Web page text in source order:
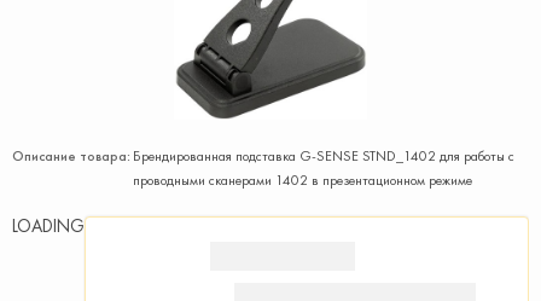
Описание товара: Брендированная подставка G-SENSE STND_1402 для работы с
проводными сканерами 1402 в презентационном режиме
LOADING